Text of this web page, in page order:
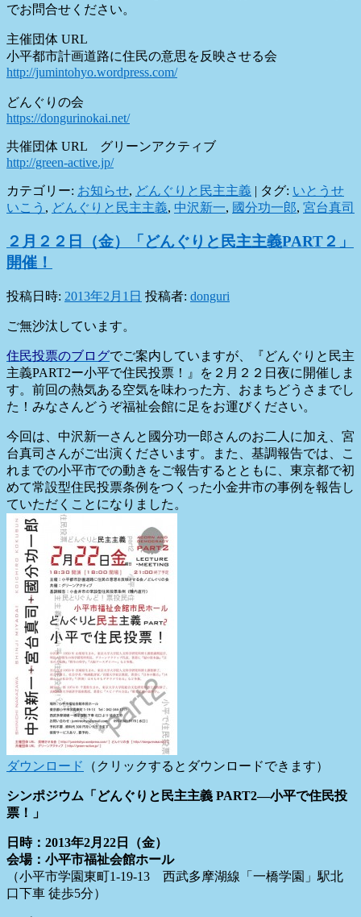
でお問合せください。
主催団体 URL
小平都市計画道路に住民の意思を反映させる会
http://jumintohyo.wordpress.com/
どんぐりの会
https://dongurinokai.net/
共催団体 URL グリーンアクティブ
http://green-active.jp/
カテゴリー: お知らせ, どんぐりと民主主義 | タグ: いとうせ
いこう , どんぐりと民主主義, 中沢新一, 國分功一郎, 宮台真司
２月２２日（金）「どんぐりと民主主義PART２」
開催！
投稿日時: 2013年2月1日 投稿者: donguri
ご無沙汰しています。
住民投票のブログでご案内していますが、『どんぐりと民主
主義PART2ー小平で住民投票！』を２月２２日夜に開催しま
す。前回の熱気ある空気を味わった方、おまちどうさまでし
た！みなさんどうぞ福祉会館に足をお運びください。
今回は、中沢新一さんと國分功一郎さんのお二人に加え、 宮
台真司さんがご出演くださいます。また、基調報告では、
こ
れまでの小平市での動きをご報告するとともに、 東京都で初
めて常設型住民投票条例をつくった小金井市の事例を報告し
ていただくことになりました。
ダウンロード （クリックするとダウンロードできます）
シンポジウム「どんぐりと民主主義 PART2―小平で住民投
票！」
日時：2013年2月22日（金）
会場：小平市福祉会館ホール
（小平市学園東町1-19-13 西武多摩湖線「一橋学園」駅北
口下車 徒歩5分）